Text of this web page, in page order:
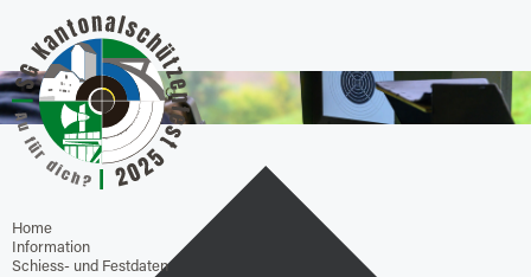
Home
Information
Schiess- und Festdaten